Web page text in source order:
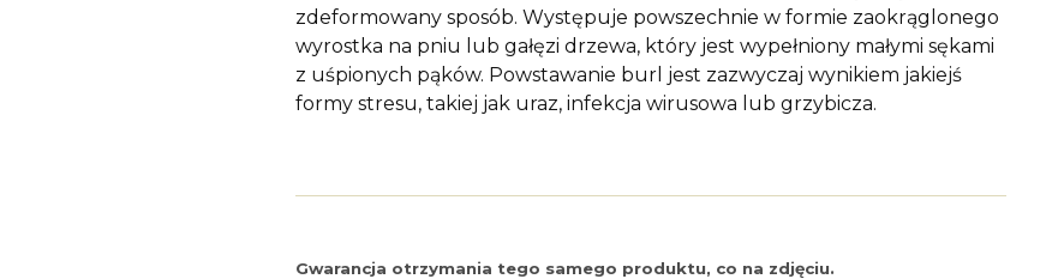
zdeformowany sposób. Występuje powszechnie w formie zaokrąglonego
wyrostka na pniu lub gałęzi drzewa, który jest wypełniony małymi sękami
z uśpionych pąków. Powstawanie burl jest zazwyczaj wynikiem jakiejś
formy stresu, takiej jak uraz, infekcja wirusowa lub grzybicza.
Gwarancja otrzymania tego samego produktu, co na zdjęciu.